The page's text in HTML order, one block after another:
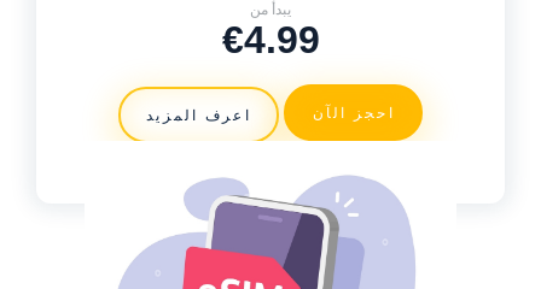
يبدأ من
€4.99
اعرف المزيد احجز الآن